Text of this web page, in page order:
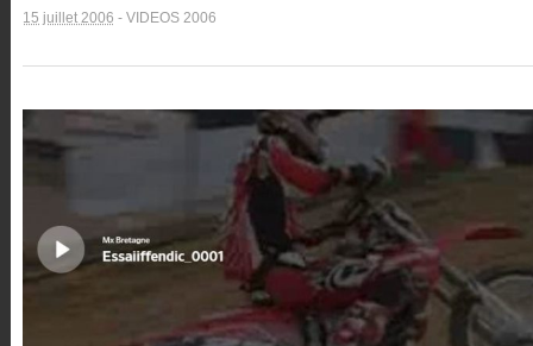
15 juillet 2006 - VIDEOS 2006